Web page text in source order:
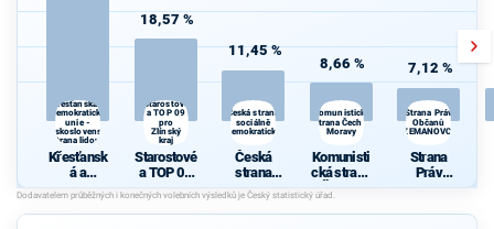
Křesťanská a
demokratická
unie -
Československá
strana lidová
Křesťansk
á a
demokrati
cká unie -
Českoslov
18,57 %
Starostové
a TOP 09
pro
Zlínský
kraj
Starostové
a TOP 09
pro
Zlínský
kraj
11,45 %
Česká strana
sociálně
demokratická
Česká
strana
sociálně
demokrati
cká
8,66 %
Komunistická
strana Čech a
Moravy
Komunisti
cká strana
Čech a
Moravy
7,12 %
Strana Práv
Občanů
ZEMANOVCI
Strana
Práv
Občanů
VCI